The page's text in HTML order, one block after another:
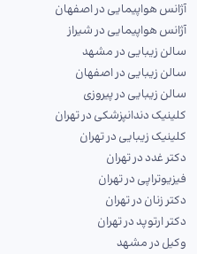
آژانس هواپیمایی در اصفهان
آژانس هواپیمایی در شیراز
سالن زیبایی در مشهد
سالن زیبایی در اصفهان
سالن زیبایی در پیروزی
کلینیک دندانپزشکی در تهران
کلینیک زیبایی در تهران
دکتر غدد در تهران
فیزیوتراپی در تهران
دکتر زنان در تهران
دکتر ارتوپد در تهران
وکیل در مشهد